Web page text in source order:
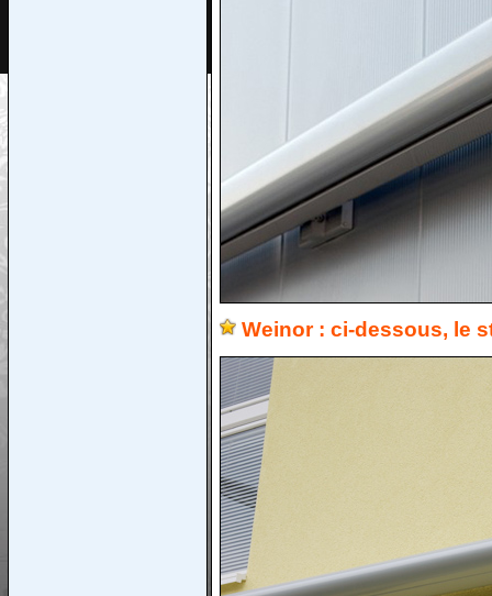
Weinor : ci-dessous, le